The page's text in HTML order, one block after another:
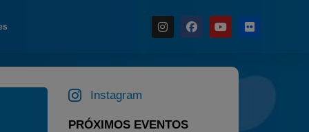
Instagram
PRÓXIMOS EVENTOS